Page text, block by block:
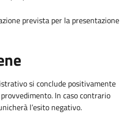
prevista per la presentazione
si conclude positivamente
In caso contrario
l’esito negativo.